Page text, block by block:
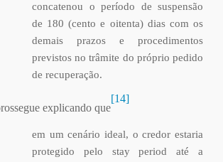
concatenou o período de suspensão
de 180 (cento e oitenta) dias com os
demais prazos e procedimentos
previstos no trâmite do próprio pedido
de recuperação.
explicando que
[14]
em um cenário ideal, o credor estaria
protegido pelo stay period até a